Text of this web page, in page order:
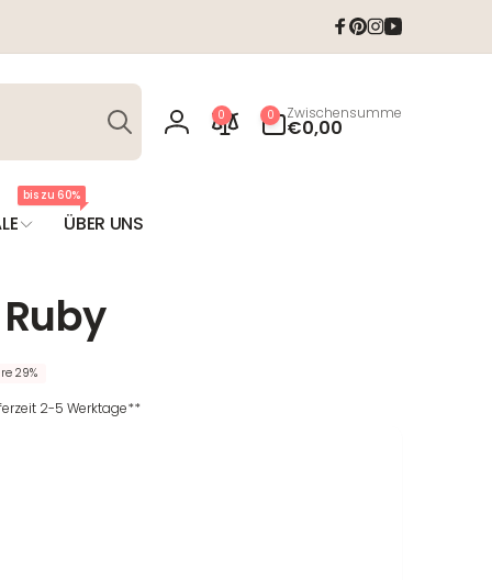
Facebook
Pinterest
Instagram
YouTube
Suchen
Einloggen
0 0
Artikel
Zwischensumme
€0,00
bis zu 60%
ÜBER UNS
29%
2-5 Werktage**